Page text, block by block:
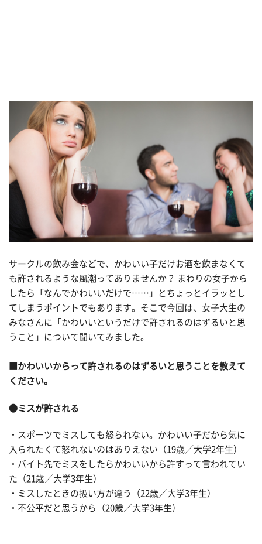
サークルの飲み会などで、かわいい子だけお酒を飲まなくて
も許されるような風潮ってありませんか？ まわりの女子から
したら「なんでかわいいだけで……」とちょっとイラッとし
てしまうポイントでもあります。そこで今回は、女子大生の
みなさんに「かわいいというだけで許されるのはずるいと思
うこと」について聞いてみました。
■かわいいからって許されるのはずるいと思うことを教えて
ください。
●ミスが許される
・スポーツでミスしても怒られない。かわいい子だから気に
入られたくて怒れないのはありえない（19歳／大学2年生）
・バイト先でミスをしたらかわいいから許すって言われてい
た（21歳／大学3年生）
・ミスしたときの扱い方が違う（22歳／大学3年生）
・不公平だと思うから（20歳／大学3年生）